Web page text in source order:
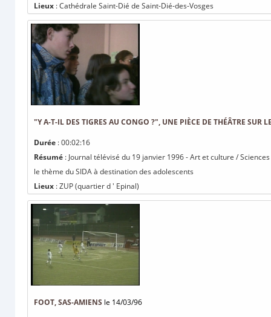
Lieux : Cathédrale Saint-Dié de Saint-Dié-des-Vosges
"Y A-T-IL DES TIGRES AU CONGO ?", UNE PIÈCE DE THÉÂTRE SUR
Durée : 00:02:16
Résumé : Journal télévisé du 19 janvier 1996 - Art et culture /
le thème du SIDA à destination des adolescents
Lieux : ZUP (quartier d ' Epinal)
FOOT, SAS-AMIENS le 14/03/96